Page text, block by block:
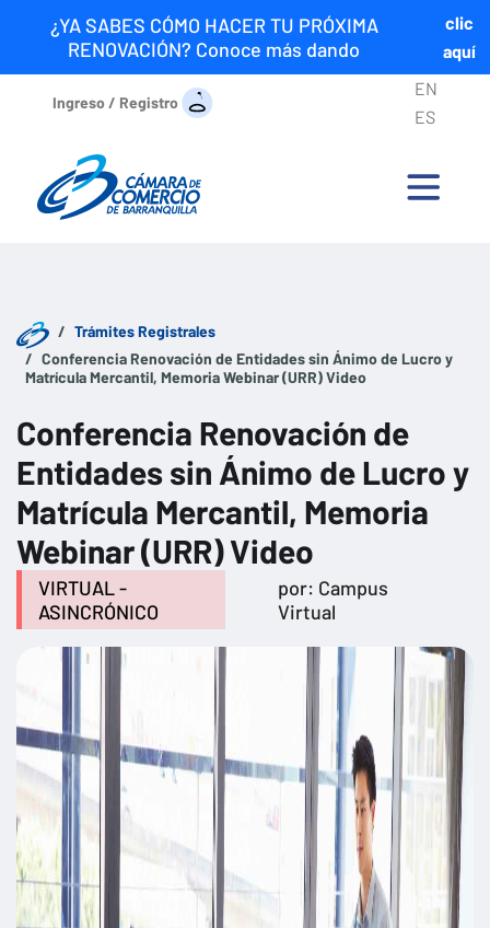
¿YA SABES CÓMO HACER TU PRÓXIMA
RENOVACIÓN? Conoce más dando
clic
aquí
Ingreso / Registro
EN
ES
Trámites Registrales
Conferencia Renovación de Entidades sin Ánimo de Lucro y
Matrícula Mercantil, Memoria Webinar (URR) Video
Conferencia Renovación de
Entidades sin Ánimo de Lucro y
Matrícula Mercantil, Memoria
Webinar (URR) Video
VIRTUAL -
ASINCRÓNICO
por: Campus
Virtual